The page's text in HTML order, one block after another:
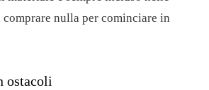
nulla per cominciare in
ostacoli